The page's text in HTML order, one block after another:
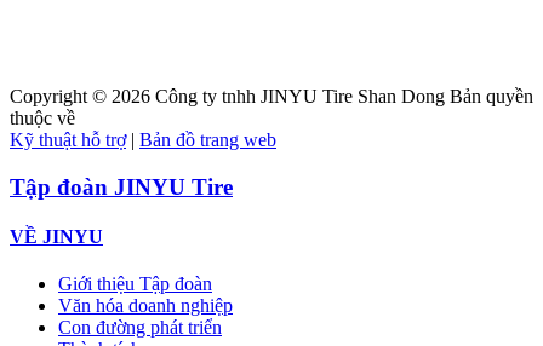
Copyright © 2026 Công ty tnhh JINYU Tire Shan Dong Bản quyền
thuộc về
Kỹ thuật hỗ trợ | Bản đồ trang web
Tập đoàn JINYU Tire
VỀ JINYU
Giới thiệu Tập đoàn
Văn hóa doanh nghiệp
Con đường phát triển